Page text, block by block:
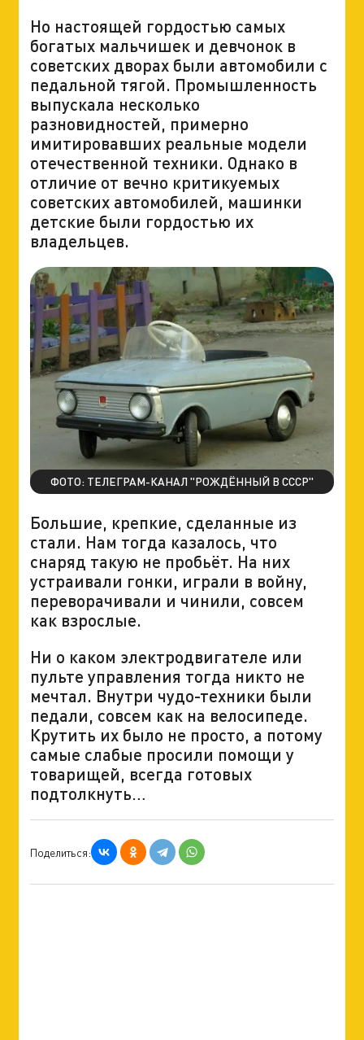
Но настоящей гордостью самых
богатых мальчишек и девчонок в
советских дворах были автомобили с
педальной тягой. Промышленность
выпускала несколько
разновидностей, примерно
имитировавших реальные модели
отечественной техники. Однако в
отличие от вечно критикуемых
советских автомобилей, машинки
детские были гордостью их
владельцев.
ФОТО: ТЕЛЕГРАМ-КАНАЛ "РОЖДЁННЫЙ В СССР"
Большие, крепкие, сделанные из
стали. Нам тогда казалось, что
снаряд такую не пробьёт. На них
устраивали гонки, играли в войну,
переворачивали и чинили, совсем
как взрослые.
Ни о каком электродвигателе или
пульте управления тогда никто не
мечтал. Внутри чудо-техники были
педали, совсем как на велосипеде.
Крутить их было не просто, а потому
самые слабые просили помощи у
товарищей, всегда готовых
подтолкнуть…
Поделиться: